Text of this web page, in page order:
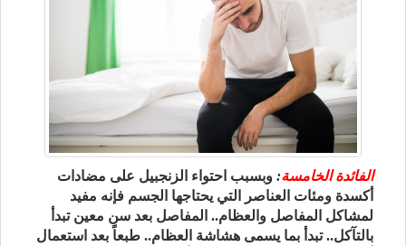
الفائدة الخامسة:وبسبب احتواء الزنجبيل على مضادات
أكسدة ومئات العناصر التي يحتاجها الجسم فإنه مفيد
لمشاكل المفاصل والعظام.. المفاصل بعد سن معين تبدأ
بالتآكل.. تبدأ بما يسمى هشاشة العظام.. طبعاً بعد استعمال